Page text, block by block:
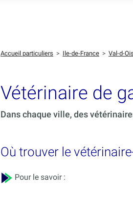
Accueil particuliers > Ile-de-France > Val-d-
Vétérinaire de
Dans chaque ville, des
Où trouver le
Pour le savoir :